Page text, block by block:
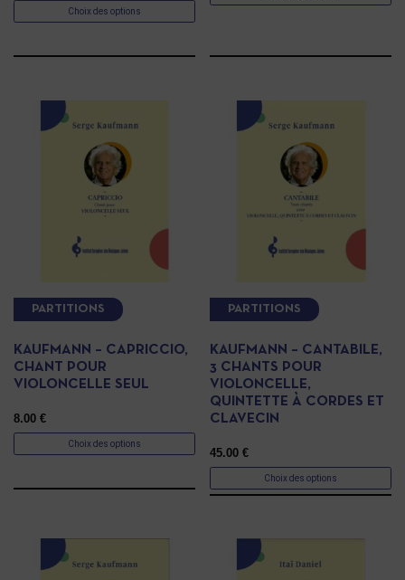
Choix des options
PARTITIONS
KAUFMANN – CAPRICCIO,
CHANT POUR
VIOLONCELLE SEUL
8.00 €
Choix des options
PARTITIONS
KAUFMANN – CANTABILE,
3 CHANTS POUR
VIOLONCELLE,
QUINTETTE À CORDES ET
CLAVECIN
45.00€
Choix des options